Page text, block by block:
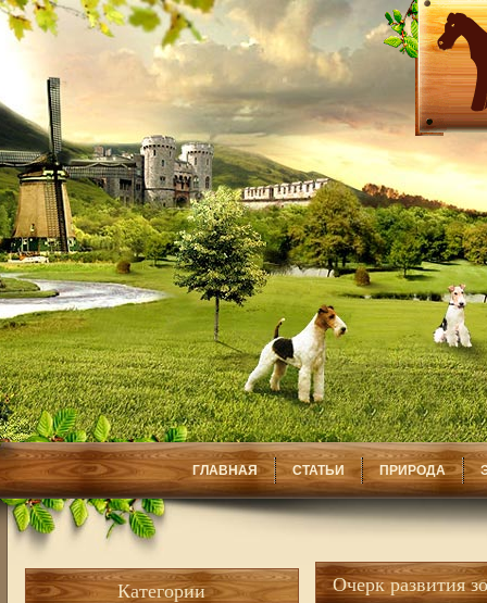
ГЛАВНАЯ СТАТЬИ ПРИРОДА
Категории Очерк развития